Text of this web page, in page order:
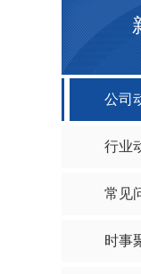
公司
行业
常见
时事